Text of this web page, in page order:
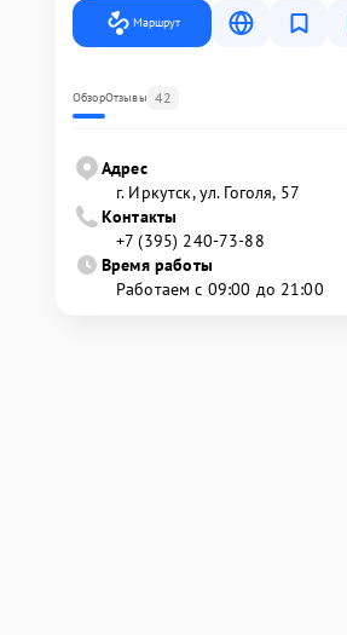
Маршрут
ОбзорОтзывы 42
Адрес
г. Иркутск, ул. ​Гоголя, 57
Контакты
+7 (395) 240-73-88
Время работы
Работаем с 09:00 до 21:00